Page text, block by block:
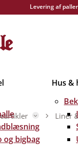
Levering af
og bigbag
Hus &
Liner